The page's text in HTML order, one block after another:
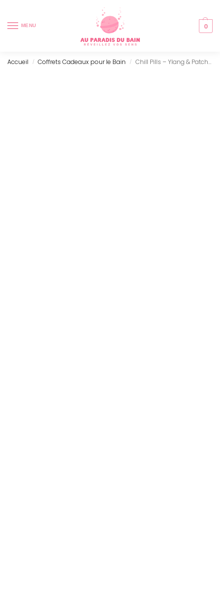
MENU 0
Accueil / Coffrets Cadeaux pour le Bain / Chill Pills – Ylang & Patchouli (350g)